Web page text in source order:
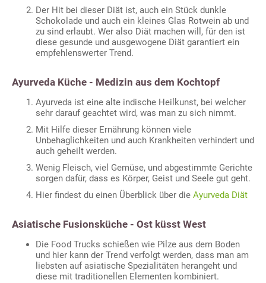
Der Hit bei dieser Diät ist, auch ein Stück dunkle
Schokolade und auch ein kleines Glas Rotwein ab und
zu sind erlaubt. Wer also Diät machen will, für den ist
diese gesunde und ausgewogene Diät garantiert ein
empfehlenswerter Trend.
Ayurveda Küche - Medizin aus dem Kochtopf
Ayurveda ist eine alte indische Heilkunst, bei welcher
sehr darauf geachtet wird, was man zu sich nimmt.
Mit Hilfe dieser Ernährung können viele
Unbehaglichkeiten und auch Krankheiten verhindert und
auch geheilt werden.
Wenig Fleisch, viel Gemüse, und abgestimmte Gerichte
sorgen dafür, dass es Körper, Geist und Seele gut geht.
Hier findest du einen Überblick über die Ayurveda Diät
Asiatische Fusionsküche - Ost küsst West
Die Food Trucks schießen wie Pilze aus dem Boden
und hier kann der Trend verfolgt werden, dass man am
liebsten auf asiatische Spezialitäten herangeht und
diese mit traditionellen Elementen kombiniert.